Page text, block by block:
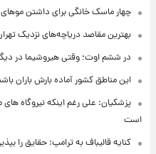
چهار ماسک خانگی برای داشتن
بهترین مقاصد دریاچه‌های نزدیک
در ششم اوت؛ وقتی هیروشیما در
این مناطق کشور آماده بارش باران
پزشکیان: علی رغم اینکه نیروگاه های
است
کنایه قالیباف به ترامپ: حقایق را